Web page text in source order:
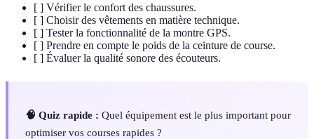
[ ] Vérifier le confort des chaussures.
[ ] Choisir des vêtements en matière technique.
[ ] Tester la fonctionnalité de la montre GPS.
[ ] Prendre en compte le poids de la ceinture de course.
[ ] Évaluer la qualité sonore des écouteurs.
🧠 Quiz rapide : Quel équipement est le plus important pour
optimiser vos courses rapides ?